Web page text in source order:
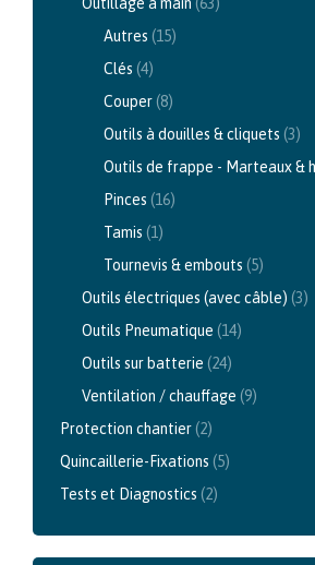
Outillage à main (63)
Autres (15)
Clés (4)
Couper(8)
Outils à douilles & cliquets (3)
Outils de frappe - Marteaux &
Pinces (16)
Tamis (1)
Tournevis & embouts (5)
Outils électriques (avec câble) (3)
Outils Pneumatique (14)
Outils sur batterie (24)
Ventilation / chauffage (9)
Protection chantier(2)
Quincaillerie-Fixations (5)
Tests et Diagnostics (2)